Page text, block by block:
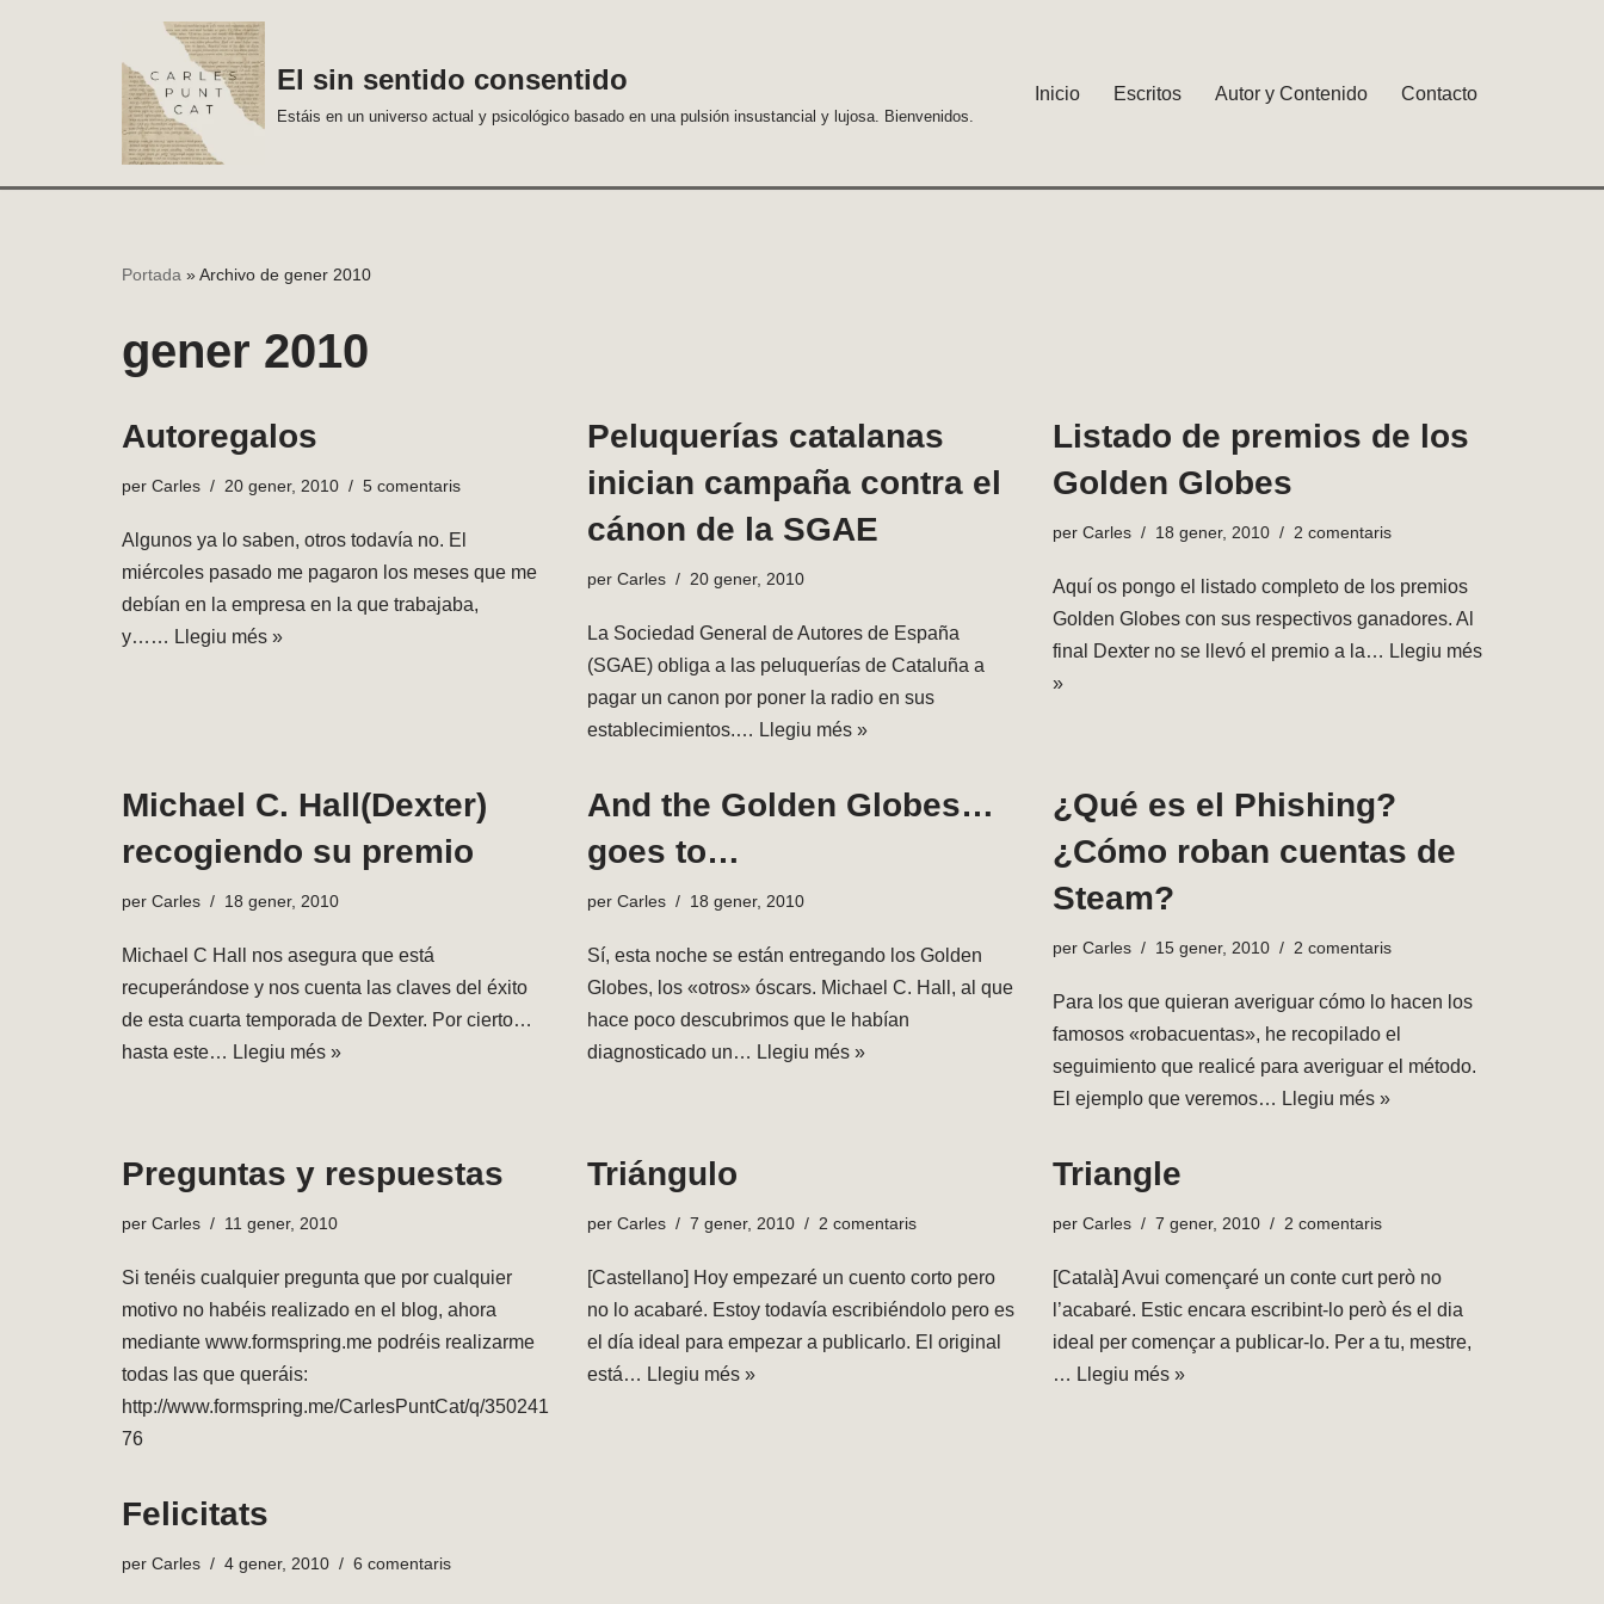
El sin sentido consentido
Estáis en un universo actual y psicológico basado en una pulsión insustancial y lujosa. Bienvenidos.
Inicio Escritos Autor y Contenido Contacto
Portada »Archivo de gener 2010
gener 2010
Autoregalos
per Carles 20 gener, 2010 5 comentaris
Algunos ya lo saben, otros todavía no. El
miércoles pasado me pagaron los meses que me
debían en la empresa en la que trabajaba,
y…… Llegiu més »
Peluquerías catalanas
inician campaña contra el
cánon de la SGAE
per Carles 20 gener, 2010
La Sociedad General de Autores de España
(SGAE) obliga a las peluquerías de Cataluña a
pagar un canon por poner la radio en sus
establecimientos.… Llegiu més »
Listado de premios de los
Golden Globes
per Carles 18 gener, 2010 2 comentaris
Aquí os pongo el listado completo de los premios
Golden Globes con sus respectivos ganadores. Al
final Dexter no se llevó el premio a la… Llegiu més
»
Michael C. Hall(Dexter)
recogiendo su premio
per Carles 18 gener, 2010
Michael C Hall nos asegura que está
recuperándose y nos cuenta las claves del éxito
de esta cuarta temporada de Dexter. Por cierto…
hasta este… Llegiu més »
And the Golden Globes…
goes to…
per Carles 18 gener, 2010
Sí, esta noche se están entregando los Golden
Globes, los «otros» óscars. Michael C. Hall, al que
hace poco descubrimos que le habían
diagnosticado un… Llegiu més »
¿Qué es el Phishing?
¿Cómo roban cuentas de
Steam?
per Carles 15 gener, 2010 2 comentaris
Para los que quieran averiguar cómo lo hacen los
famosos «robacuentas», he recopilado el
seguimiento que realicé para averiguar el método.
El ejemplo que veremos… Llegiu més »
Preguntas y respuestas
per Carles 11 gener, 2010
Si tenéis cualquier pregunta que por cualquier
motivo no habéis realizado en el blog, ahora
mediante www.formspring.me podréis realizarme
todas las que queráis:
http://www.formspring.me/CarlesPuntCat/q/350241
76
Triángulo
per Carles 7 gener, 2010 2 comentaris
[Castellano] Hoy empezaré un cuento corto pero
no lo acabaré. Estoy todavía escribiéndolo pero es
el día ideal para empezar a publicarlo. El original
está… Llegiu més »
Triangle
per Carles 7 gener, 2010 2 comentaris
[Català] Avui començaré un conte curt però no
l’acabaré. Estic encara escribint-lo però és el dia
ideal per començar a publicar-lo. Per a tu, mestre,
… Llegiu més »
Felicitats
per Carles 4 gener, 2010 6 comentaris